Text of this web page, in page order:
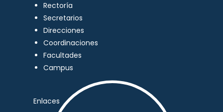
Rectoría
Secretarios
Direcciones
Coordinaciones
Facultades
Campus
Enlaces